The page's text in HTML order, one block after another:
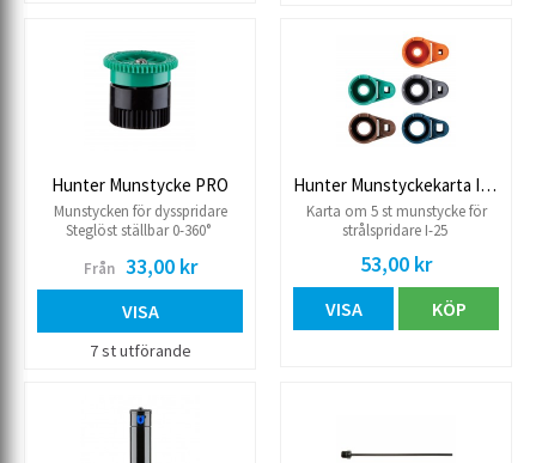
Hunter Munstycke PRO
Munstycken för dysspridare
Steglöst ställbar 0-360°
Från 33,00 kr
VISA
7 st utförande
Hunter Munstyckekarta I-25
Karta om 5 st munstycke för
strålspridare I-25
53,00 kr
VISA KÖP